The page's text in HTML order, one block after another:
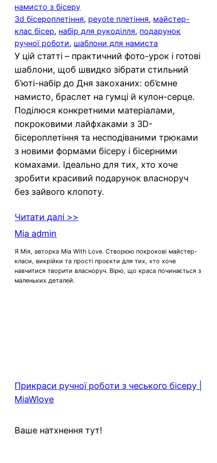
намисто з бісеру
3d бісероплетіння, peyote плетіння, майстер-
клас бісер, набір для рукоділля, подарунок
ручної роботи, шаблони для намиста
У цій статті – практичний фото-урок і готові
шаблони, щоб швидко зібрати стильний
б’юті-набір до Дня закоханих: об’ємне
намисто, браслет на гумці й кулон-серце.
Поділюся конкретними матеріалами,
покроковими лайфхаками з 3D-
бісероплетіння та несподіваними трюками
з новими формами бісеру і бісерними
комахами. Ідеально для тих, хто хоче
зробити красивий подарунок власноруч
без зайвого клопоту.
Читати далі >>
Mia admin
Я Мія, авторка Mia With Love. Створюю покрокові майстер-
класи, викрійки та прості проєкти для тих, хто хоче
навчитися творити власноруч. Вірю, що краса починається з
маленьких деталей.
Прикраси ручної роботи з чеського бісеру |
MiaWlove
Ваше натхнення тут!